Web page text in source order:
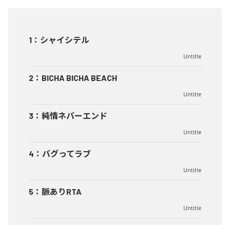
1 ： シャイシテル
Untitle
2 ： BICHA BICHA BEACH
Untitle
3 ： 純情ネバーエンド
Untitle
4 ： バグってラブ
Untitle
5 ： 脈ありRTA
Untitle